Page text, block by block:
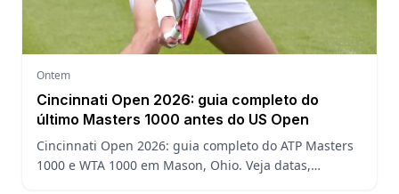
Ontem
Cincinnati Open 2026: guia completo do
último Masters 1000 antes do US Open
Cincinnati Open 2026: guia completo do ATP Masters
1000 e WTA 1000 em Mason, Ohio. Veja datas,